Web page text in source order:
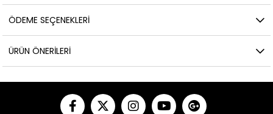
ÖDEME SEÇENEKLERI
ÜRÜN ÖNERILERI